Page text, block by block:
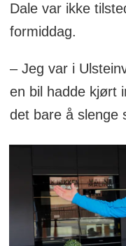
Dale var ikke
formiddag.
– Jeg var i
en bil hadde kjørt
det bare å slenge